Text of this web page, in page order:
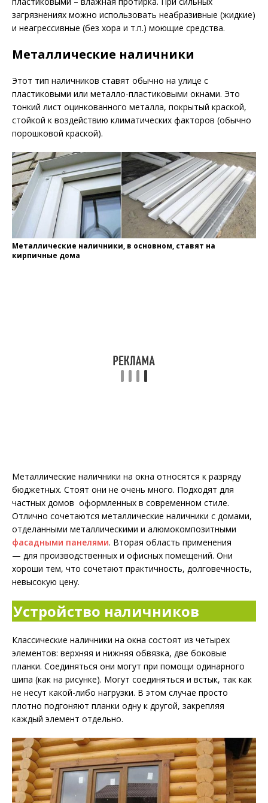
загрязнениях можно использовать неабразивные (жидкие)
и неагрессивные (без хора и т.п.) моющие средства.
Металлические наличники
Этот тип наличников ставят обычно на улице с
пластиковыми или металло-пластиковыми окнами. Это
тонкий лист оцинкованного металла, покрытый краской,
стойкой к воздействию климатических факторов (обычно
порошковой краской).
Металлические наличники, в основном, ставят на
кирпичные дома
Металлические наличники на окна относятся к разряду
бюджетных. Стоят они не очень много. Подходят для
частных домов оформленных в современном стиле.
Отлично сочетаются металлические наличники с домами,
отделанными металлическими и алюмокомпозитными
фасадными панелями. Вторая область применения
— для производственных и офисных помещений. Они
хороши тем, что сочетают практичность, долговечность,
невысокую цену.
Устройство наличников
Классические наличники на окна состоят из четырех
элементов: верхняя и нижняя обвязка, две боковые
планки. Соединяться они могут при помощи одинарного
шипа (как на рисунке). Могут соединяться и встык, так как
не несут какой-либо нагрузки. В этом случае просто
плотно подгоняют планки одну к другой, закрепляя
каждый элемент отдельно.